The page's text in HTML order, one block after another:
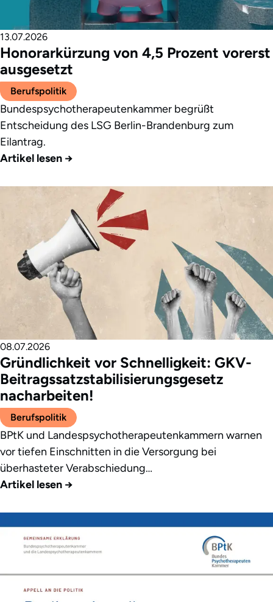
Honorarkürzung von 4,5 Prozent vorerst
ausgesetzt
13.07.2026
Berufspolitik
Bundespsychotherapeutenkammer begrüßt
Entscheidung des LSG Berlin-Brandenburg zum
Eilantrag.
Artikel lesen →
Gründlichkeit vor Schnelligkeit: GKV-
Beitragssatzstabilisierungsgesetz
nacharbeiten!
08.07.2026
Berufspolitik
BPtK und Landespsychotherapeutenkammern warnen
vor tiefen Einschnitten in die Versorgung bei
überhasteter Verabschiedung…
Artikel lesen →